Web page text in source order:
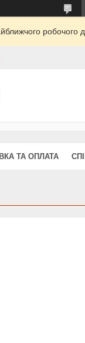
робочого
ТА ОПЛАТА